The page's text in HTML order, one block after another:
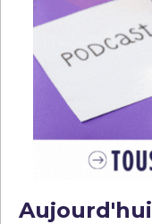
Aujourd'hui